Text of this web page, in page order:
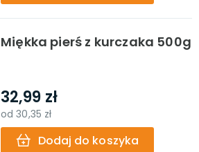
Miękka pierś z kurczaka 500g
32,99 zł
od30,35 zł
Dodaj do koszyka